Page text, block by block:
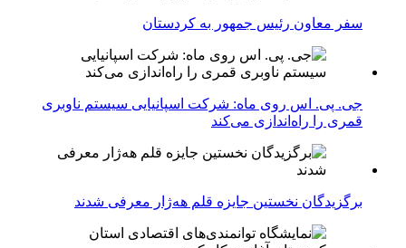
سفر معاون رئیس جمهور به کردستان
جی. پی. اس روی ماه: شرکت اسپانیایی سیستم ناوبری
قمری را راه‌اندازی می‌کند
برگزیدگان نخستین جایزه قلم هه‌ژار معرفی شدند